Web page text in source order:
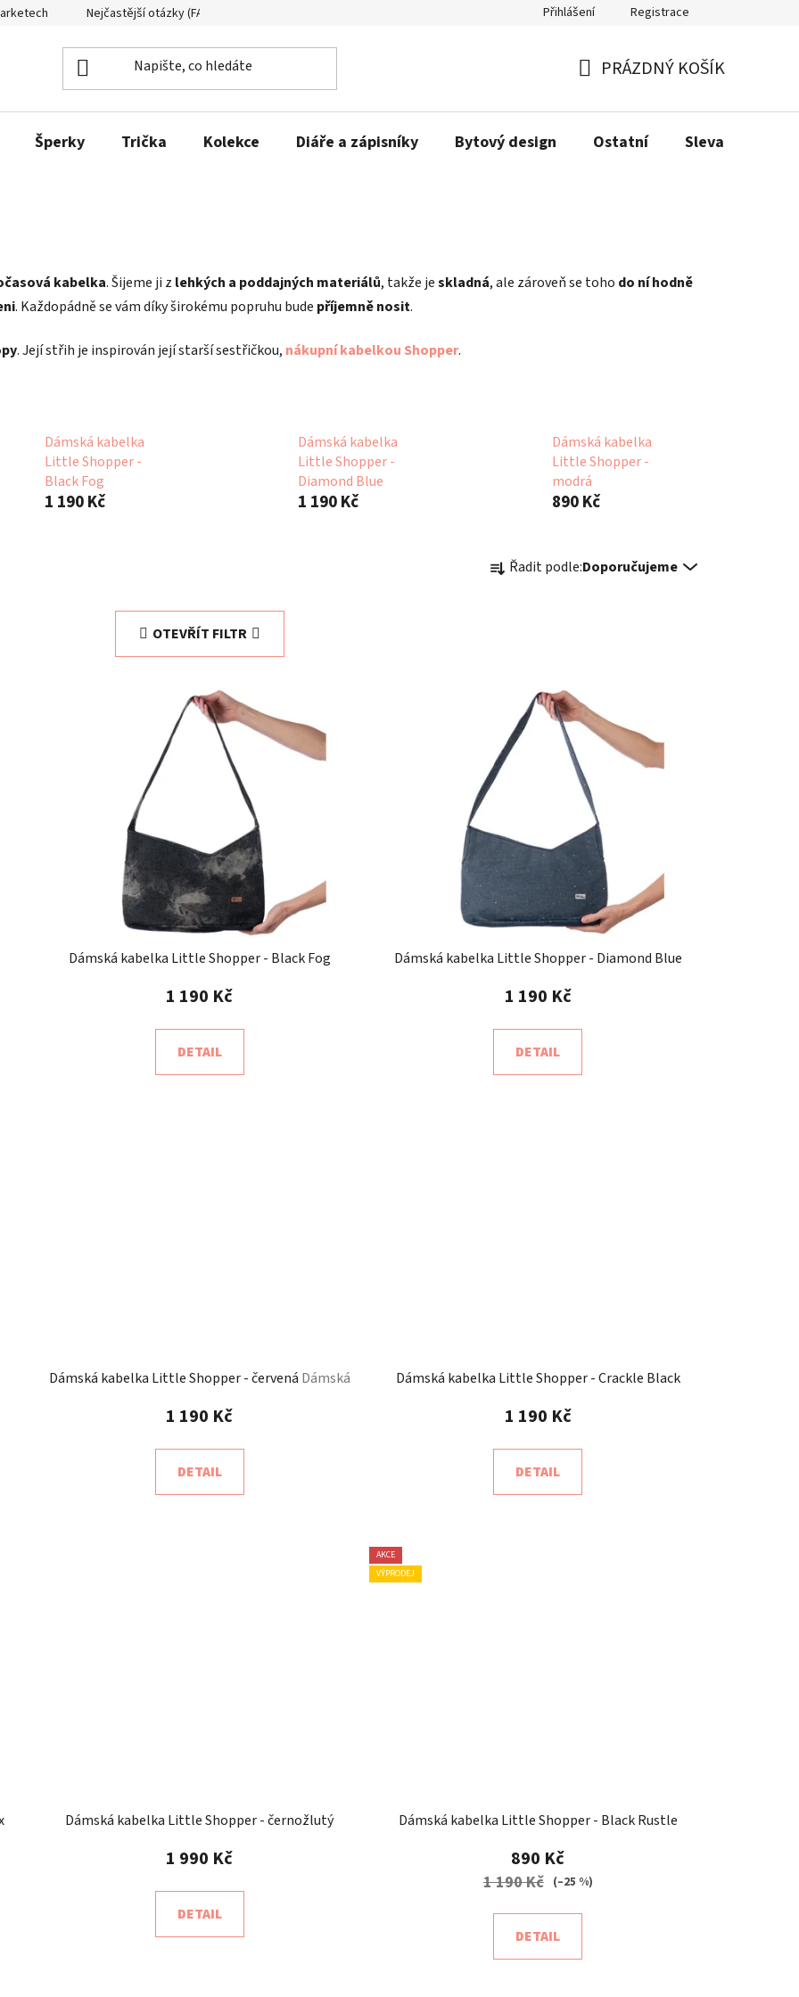
Nejčastější otázky (FAQ) Podmínky ochrany osobních údajů
Přihlášení Registrace
KOŠÍK
PRÁZDNÝ KOŠÍK
Šperky Trička Kolekce Diáře a zápisníky Bytový design Ostatní Sleva
kabelka. Šijeme ji z lehkých a poddajných materiálů, takže jeskladná, ale zároveň se toho do ní hodně
. Každopádně se vám díky širokému popruhu bude příjemně nosit.
. Její střih je inspirován její starší sestřičkou, nákupní kabelkou Shopper.
Dámská kabelka
Little Shopper -
Black Fog
1 190 Kč
Dámská kabelka
Little Shopper -
Diamond Blue
1 190 Kč
Dámská kabelka
Little Shopper -
modrá
890 Kč
a
d
u
t
Řadit podle:Doporučujeme
OTEVŘÍT FILTR
Dámská kabelka Little Shopper - Black Fog
1 190 Kč
DETAIL
Dámská kabelka Little Shopper - Diamond Blue
1 190 Kč
DETAIL
Dámská kabelka Little Shopper - červená Dámská
1 190 Kč
DETAIL
Dámská kabelka Little Shopper - Crackle Black
1 190 Kč
DETAIL
Dámská kabelka Little Shopper - černožlutý
1 990 Kč
DETAIL
AKCE
VÝPRODEJ
Dámská kabelka Little Shopper - Black Rustle
890 Kč
1 190 Kč (–25 %)
DETAIL